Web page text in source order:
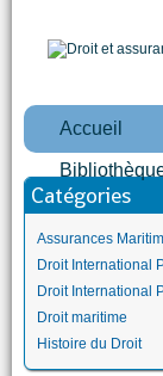
Accueil
Catégories
Assurances
Droit International
Droit International
Droit maritime
Histoire du Droit